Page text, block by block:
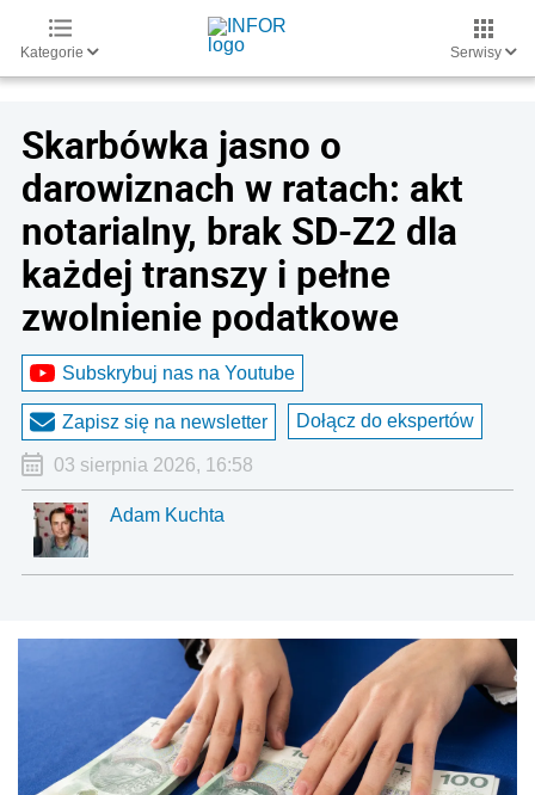
Kategorie Serwisy
Skarbówka jasno o
darowiznach w ratach: akt
notarialny, brak SD-Z2 dla
każdej transzy i pełne
zwolnienie podatkowe
Subskrybuj nas na Youtube
Zapisz się na newsletter Dołącz do ekspertów
03 sierpnia 2026, 16:58
Adam Kuchta